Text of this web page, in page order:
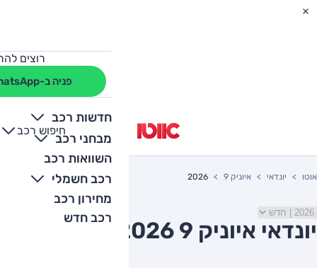
רוצים
פניה ב-WhatsApp
חדשות רכב
מבחני רכב
השוואות רכב
רכב חשמלי
מחירון רכב
רכב חדש
חיפוש רכב
+
-
אוטו יונדאי איוניק 9 2026
יונדאי איוניק 9 2026